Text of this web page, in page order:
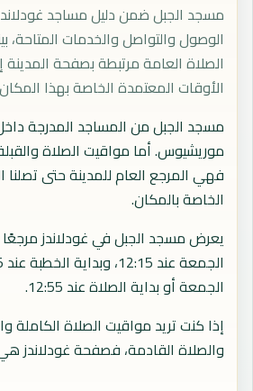
مسجد الجبل ضمن دليل مساجد
الوصول والتواصل والخدمات المتاحة،
الصلاة العامة مرتبطة بصفحة المدينة
الأوقات المعتمدة الخاصة بهذا
مسجد الجبل من المساجد المدرجة داخل
موريشيوس. أما مواقيت الصلاة
فهي المرجع العام للمدينة حتى تصلنا
الخاصة بالمكان.
يعرض مسجد الجبل في غودلاندز
الجمعة أو بداية الصلاة عند 12:55.
إذا كنت تريد مواقيت الصلاة الكاملة
والصلاة القادمة، فصفحةغودلاندزهي